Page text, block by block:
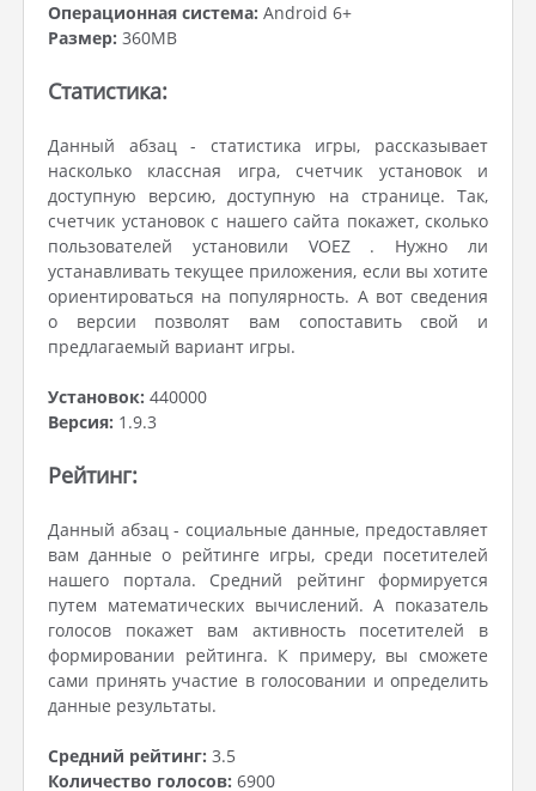
Операционная система: Android 6+
Размер: 360MB
Статистика:
Данный абзац - статистика игры, рассказывает
насколько классная игра, счетчик установок и
доступную версию, доступную на странице. Так,
счетчик установок с нашего сайта покажет, сколько
пользователей установили VOEZ . Нужно ли
устанавливать текущее приложения, если вы хотите
ориентироваться на популярность. А вот сведения
о версии позволят вам сопоставить свой и
предлагаемый вариант игры.
Установок: 440000
Версия: 1.9.3
Рейтинг:
Данный абзац - социальные данные, предоставляет
вам данные о рейтинге игры, среди посетителей
нашего портала. Средний рейтинг формируется
путем математических вычислений. А показатель
голосов покажет вам активность посетителей в
формировании рейтинга. К примеру, вы сможете
сами принять участие в голосовании и определить
данные результаты.
Средний рейтинг: 3.5
Количество голосов: 6900